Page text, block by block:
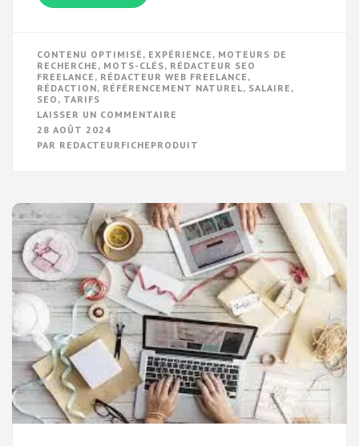
CONTENU OPTIMISÉ , EXPÉRIENCE , MOTEURS DE
RECHERCHE , MOTS-CLÉS, RÉDACTEUR SEO
FREELANCE , RÉDACTEUR WEB FREELANCE ,
RÉDACTION, RÉFÉRENCEMENT NATUREL, SALAIRE ,
SEO , TARIFS
LAISSER UN COMMENTAIRE
RÉDACTEUR
VOTRE
VISIBILITÉ
EN
LIGNE
28 AOÛT 2024
PAR REDACTEURFICHEPRODUIT